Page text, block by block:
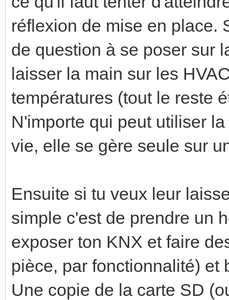
réflexion de mise en place.
de question à se poser sur
laisser la main sur les
températures (tout le reste
N'importe qui peut utiliser
vie, elle se gère seule sur
Ensuite si tu veux leur
simple c'est de prendre un
exposer ton KNX et faire
pièce, par fonctionnalité) et
Une copie de la carte SD